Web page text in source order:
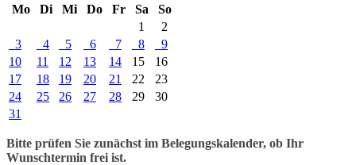
Mo
Di Mi Do Fr Sa
So
1
2
3
4 5 6 7 8
9
10
11 12 13 14 15
16
17
18 19 20 21 22
23
24
25 26 27 28 29
30
31
Bitte prüfen Sie zunächst im Belegungskalender, ob Ihr
Wunschtermin frei ist.